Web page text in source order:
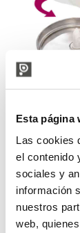
Esta página
Las cookies
el contenido
sociales y
información
nuestros
web,
Cámara
€